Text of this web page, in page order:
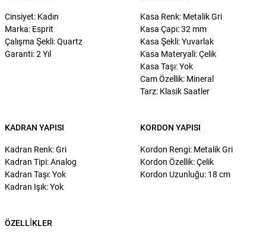
Cinsiyet: Kadın
Marka: Esprit
Çalışma Şekli: Quartz
Garanti: 2 Yıl
Kasa Renk: Metalik Gri
Kasa Çapı: 32 mm
Kasa Şekli: Yuvarlak
Kasa Materyali: Çelik
Kasa Taşı: Yok
Cam Özellik: Mineral
Tarz: Klasik Saatler
KADRAN YAPISI
Kadran Renk: Gri
Kadran Tipi: Analog
Kadran Taşı: Yok
Kadran Işık: Yok
KORDON YAPISI
Kordon Rengi: Metalik Gri
Kordon Özellik: Çelik
Kordon Uzunluğu: 18 cm
ÖZELLIKLER